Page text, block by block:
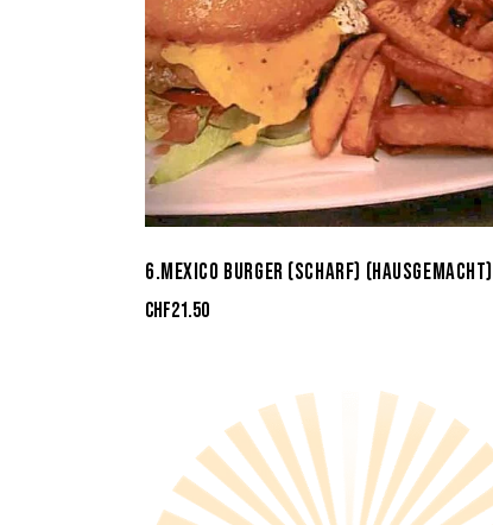
6.MEXICO BURGER (SCHARF) (HAUSGEMACHT)
CHF21.50